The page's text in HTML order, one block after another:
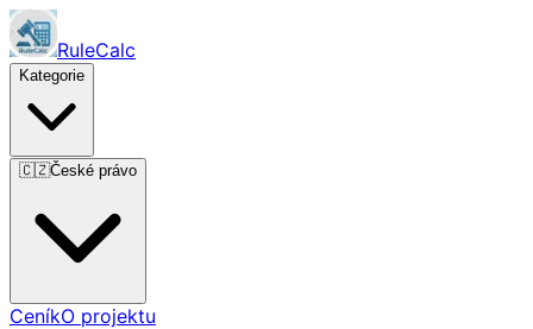
RuleCalc
Kategorie
🇨🇿České právo
CeníkO projektu